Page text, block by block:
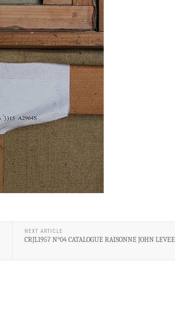
NEXT ARTICLE
CRJL1957 N°04 CATALOGUE RAISONNE JOHN LEVEE